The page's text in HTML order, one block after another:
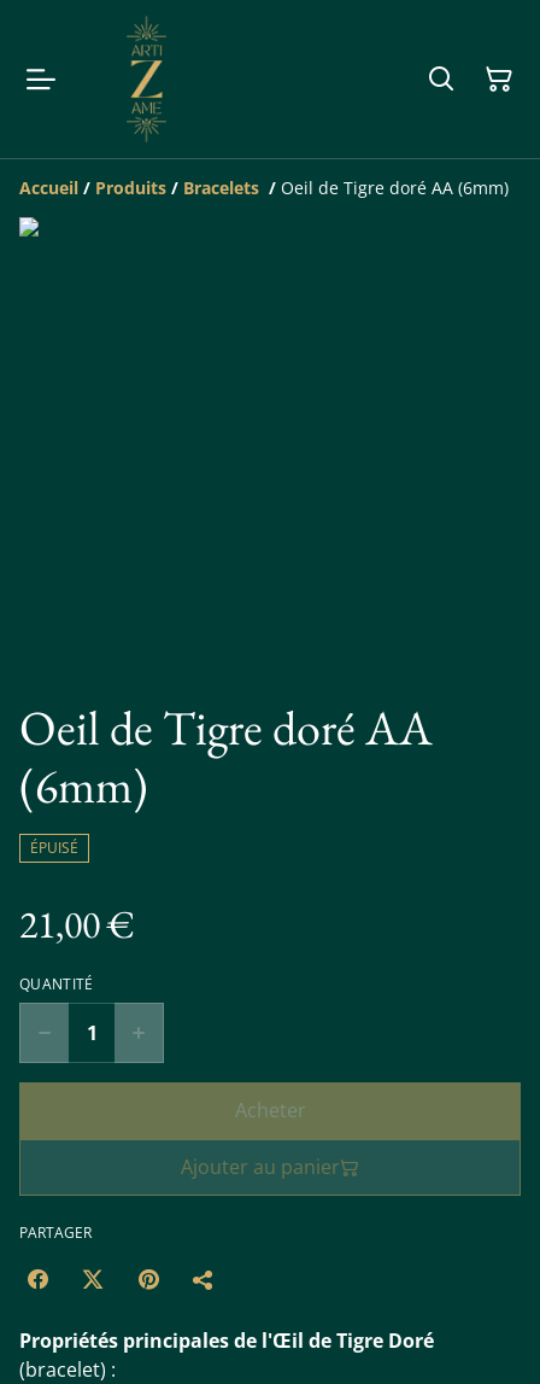
Accueil / Produits / Bracelets / Oeil de Tigre doré AA (6mm)
Oeil de Tigre doré AA
(6mm)
ÉPUISÉ
21,00 €
QUANTITÉ
Acheter
Ajouter au panier
PARTAGER
Propriétés principales de l'Œil de Tigre Doré
(bracelet) :